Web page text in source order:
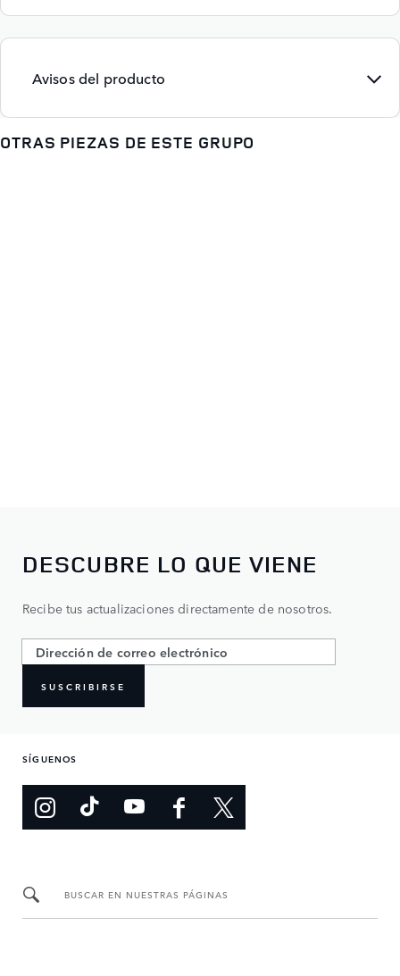
Avisos del producto
OTRAS PIEZAS DE ESTE GRUPO
DESCUBRE LO QUE VIENE
Recibe tus actualizaciones directamente de nosotros.
SUSCRIBIRSE
SÍGUENOS
BUSCAR EN NUESTRAS PÁGINAS